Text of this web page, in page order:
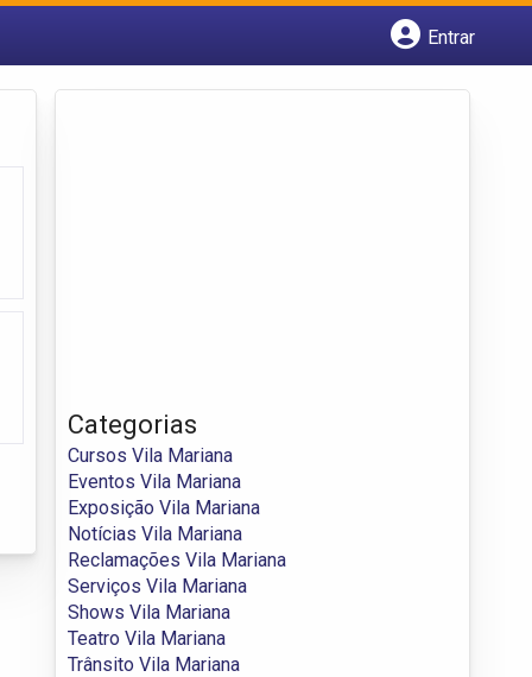
Entrar
Categorias
Cursos Vila Mariana
Eventos Vila Mariana
Exposição Vila Mariana
Notícias Vila Mariana
Reclamações Vila Mariana
Serviços Vila Mariana
Shows Vila Mariana
Teatro Vila Mariana
Trânsito Vila Mariana